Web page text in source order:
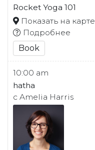
Rocket Yoga 101
Показать на карте
Подробнее
Book
10:00 am
hatha
с Amelia Harris